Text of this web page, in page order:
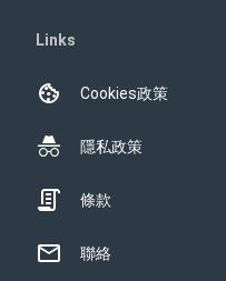
Links
Cookies政策
隱私政策
條款
聯絡